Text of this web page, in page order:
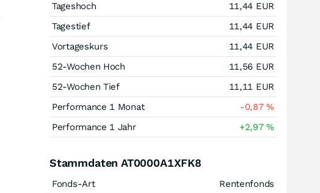
Tageshoch
11,44 EUR
Tagestief
11,44 EUR
Vortageskurs
11,44 EUR
52-Wochen Hoch
11,56 EUR
52-Wochen Tief
11,11 EUR
Performance 1 Monat
-0,87%
Performance 1 Jahr
+2,97%
Stammdaten AT0000A1XFK8
Fonds-Art Rentenfonds